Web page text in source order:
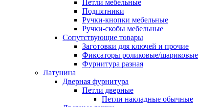
Петли мебельные
Подпятники
Ручки-кнопки мебельные
Ручки-скобы мебельные
Сопутствующие товары
Заготовки для ключей и прочие
Фиксаторы роликовые/шариковые
Фурнитура разная
Латунина
Дверная фурнитура
Петли дверные
Петли накладные обычные